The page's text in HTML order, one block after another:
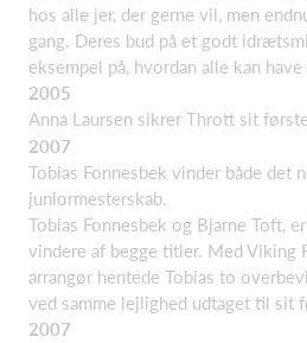
hos alle jer, der gerne vil, men
gang. Deres bud på et godt
eksempel på, hvordan alle kan
2005
Anna Laursen sikrer Thrott sit
2007
Tobias Fonnesbek vinder både det
juniormesterskab.
Tobias Fonnesbek og Bjarne Toft,
vindere af begge titler. Med Viking
arrangør hentede Tobias to
ved samme lejlighed udtaget til sit
2007